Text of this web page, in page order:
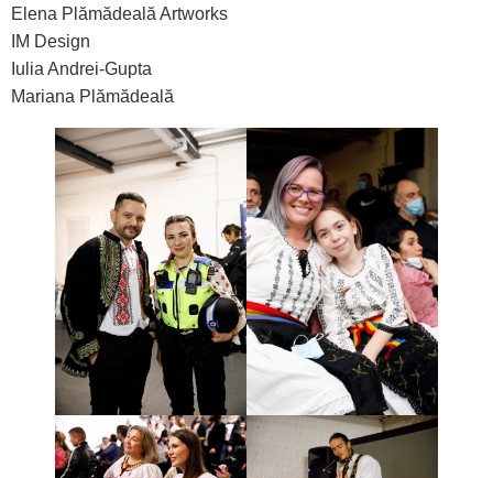
Elena Plămădeală Artworks
IM Design
Iulia Andrei-Gupta
Mariana Plămădeală